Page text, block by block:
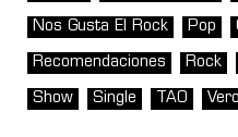
Nos Gusta El Rock Pop
Recomendaciones Rock
Show Single TAO